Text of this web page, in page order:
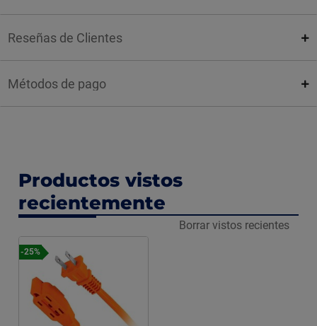
Reseñas de Clientes
Métodos de pago
Productos vistos
recientemente
Borrar vistos recientes
-25%